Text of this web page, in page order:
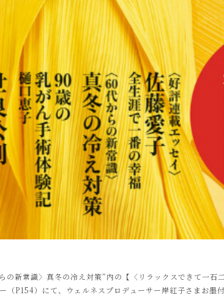
新常識〉真冬の冷え対策”内の【〈リラックスできて一石
（P154）にて、ウェルネスプロデューサー岸紅子さまお墨